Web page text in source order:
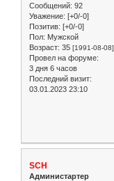
Сообщений: 92
Уважение: [+0/-0]
Позитив: [+0/-0]
Пол: Мужской
Возраст: 35 [1991-08-08]
Провел на форуме:
3 дня 6 часов
Последний визит:
03.01.2023 23:10
SCH
Администартер